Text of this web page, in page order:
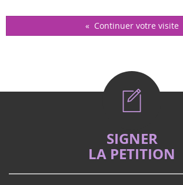
« Continuer votre visite
SIGNER
LA PETITION